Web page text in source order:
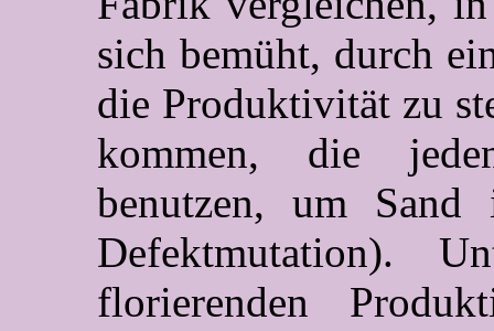
sich bemüht, durch
die Produktivität zu
kommen, die
benutzen, um
Defektmutation).
florierenden